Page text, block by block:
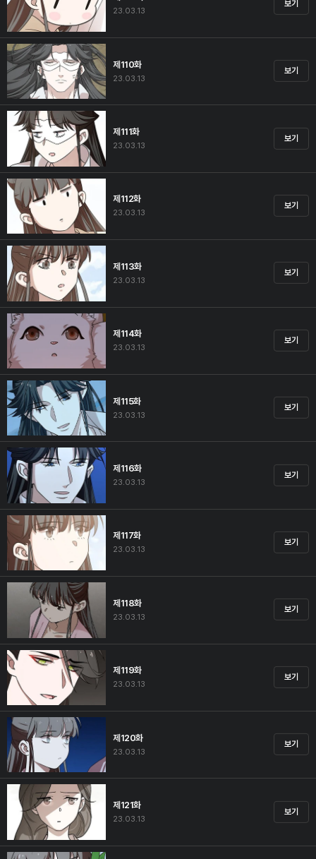
23.03.13
보기
제110화
23.03.13
보기
제111화
23.03.13
보기
제112화
23.03.13
보기
제113화
23.03.13
보기
제114화
23.03.13
보기
제115화
23.03.13
보기
제116화
23.03.13
보기
제117화
23.03.13
보기
제118화
23.03.13
보기
제119화
23.03.13
보기
제120화
23.03.13
보기
제121화
23.03.13
보기